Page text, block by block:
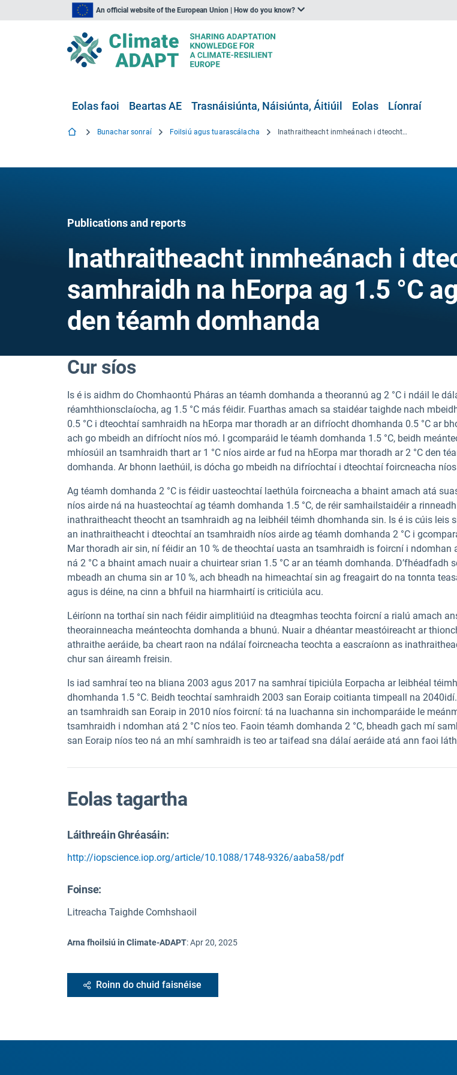
An official website of the European Union | How do you know?
Eolas faoi Beartas AE Trasnáisiúnta, Náisiúnta, Áitiúil Eolas Líonraí
Bunachar sonraí Foilsiú agus tuarascálacha Inathraitheacht inmheánach i dteochtaí samhraidh na hEorpa ag 1.5 °C agus 2 °C den téamh domhanda
Publications and reports
Inathraitheacht inmheánach i
samhraidh na hEorpa ag 1.5 °C
den téamh domhanda
Cur síos
Is é is aidhm do Chomhaontú Pháras an téamh domhanda a theorannú ag 2 °C i ndáil le
réamhthionsclaíocha, ag 1.5 °C más féidir. Fuarthas amach sa staidéar taighde nach
0.5 °C i dteochtaí samhraidh na hEorpa mar thoradh ar an difríocht dhomhanda 0.5 °C ar
ach go mbeidh an difríocht níos mó. I gcomparáid le téamh domhanda 1.5 °C, beidh
mhíosúil an tsamhraidh thart ar 1 °C níos airde ar fud na hEorpa mar thoradh ar 2 °C den
domhanda. Ar bhonn laethúil, is dócha go mbeidh na difríochtaí i dteochtaí foircneacha
Ag téamh domhanda 2 °C is féidir uasteochtaí laethúla foircneacha a bhaint amach atá
níos airde ná na huasteochtaí ag téamh domhanda 1.5 °C, de réir samhailstaidéir a
inathraitheacht theocht an tsamhraidh ag na leibhéil téimh dhomhanda sin. Is é is cúis leis
an inathraitheacht i dteochtaí an tsamhraidh níos airde ag téamh domhanda 2 °C i
Mar thoradh air sin, ní féidir an 10 % de theochtaí uasta an tsamhraidh is foircní i ndomhan
ná 2 °C a bhaint amach nuair a chuirtear srian 1.5 °C ar an téamh domhanda. D’fhéadfadh
mbeadh an chuma sin ar 10 %, ach bheadh na himeachtaí sin ag freagairt do na tonnta
agus is déine, na cinn a bhfuil na hiarmhairtí is criticiúla acu.
Léiríonn na torthaí sin nach féidir aimplitiúid na dteagmhas teochta foircní a rialú amach
theorainneacha meánteochta domhanda a bhunú. Nuair a dhéantar meastóireacht ar
athraithe aeráide, ba cheart raon na ndálaí foircneacha teochta a eascraíonn as
chur san áireamh freisin.
Is iad samhraí teo na bliana 2003 agus 2017 na samhraí tipiciúla Eorpacha ar leibhéal téimh
dhomhanda 1.5 °C. Beidh teochtaí samhraidh 2003 san Eoraip coitianta timpeall na
an tsamhraidh san Eoraip in 2010 níos foircní: tá na luachanna sin inchomparáide le
tsamhraidh i ndomhan atá 2 °C níos teo. Faoin téamh domhanda 2 °C, bheadh gach mí
san Eoraip níos teo ná an mhí samhraidh is teo ar taifead sna dálaí aeráide atá ann faoi
Eolas tagartha
Láithreáin Ghréasáin:
http://iopscience.iop.org/article/10.1088/1748-9326/aaba58/pdf
Foinse:
Litreacha Taighde Comhshaoil
Arna fhoilsiú in Climate-ADAPT:Apr 20, 2025
Roinn do chuid faisnéise